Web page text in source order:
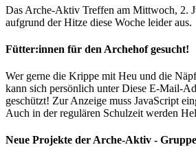
Das Arche-Aktiv Treffen am Mittwoch, 2.
aufgrund der Hitze diese Woche leider aus.
Fütter:innen für den Archehof gesucht!
Wer gerne die Krippe mit Heu und die
kann sich persönlich unterDiese E-Mail-
geschützt! Zur Anzeige muss JavaScript
Auch in der regulären Schulzeit werden
Neue Projekte der Arche-Aktiv -